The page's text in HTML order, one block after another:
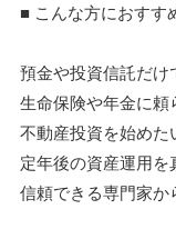
■ こんな方におすす
預金や投資信託だ
生命保険や年金に
不動産投資を始め
定年後の資産運用
信頼できる専門家